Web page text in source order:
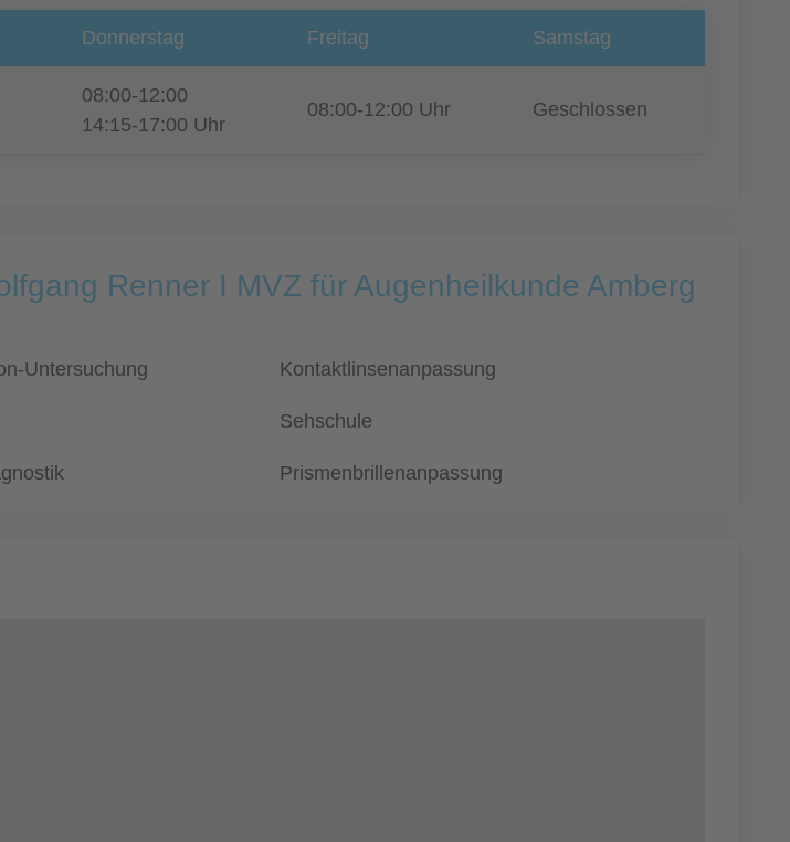
Donnerstag Freitag Samstag
08:00-12:00
14:15-17:00 Uhr
08:00-12:00 Uhr Geschlossen
Renner I MVZ für Augenheilkunde Amberg
Untersuchung Kontaktlinsenanpassung
Sehschule
Prismenbrillenanpassung